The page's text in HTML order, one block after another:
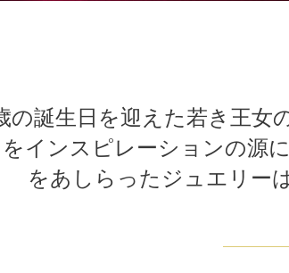
の誕生日を迎えた若き王
インスピレーションの源
をあしらったジュエリー